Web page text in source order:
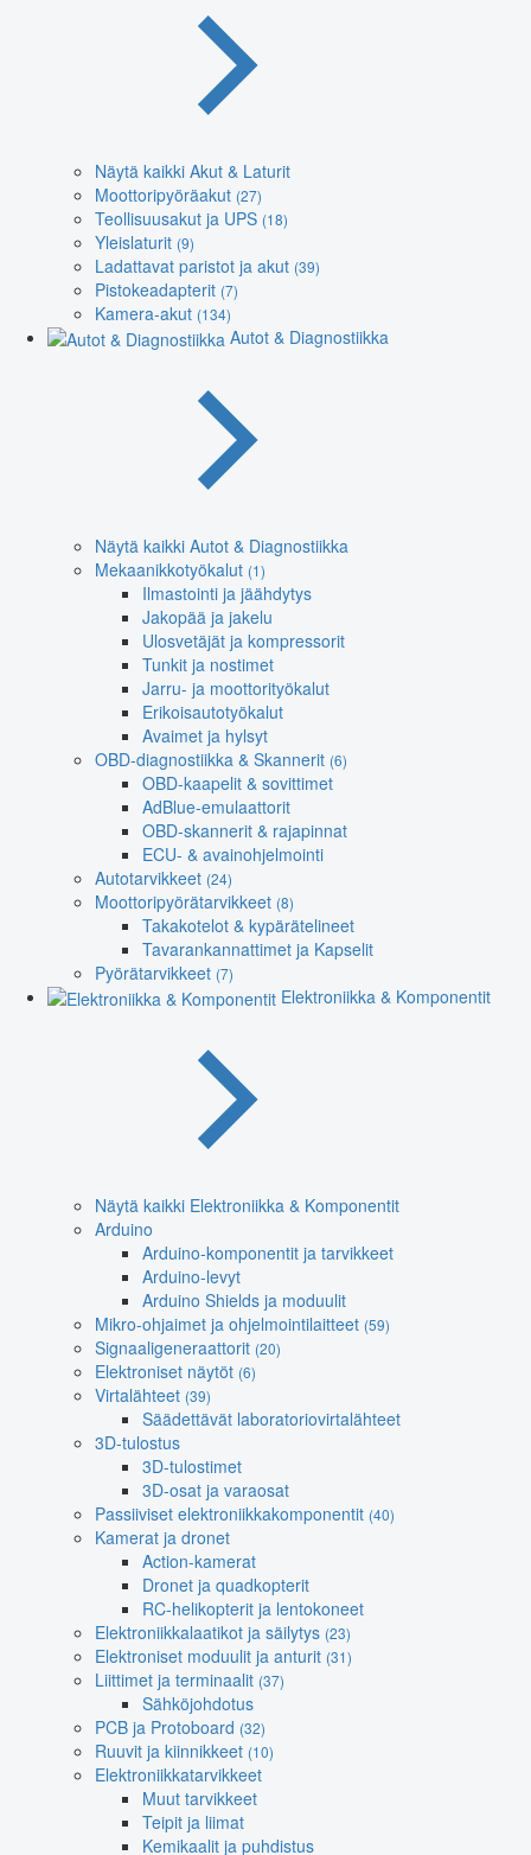
Näytä kaikki Akut & Laturit
Moottoripyöräakut (27)
Teollisuusakut ja UPS (18)
Yleislaturit (9)
Ladattavat paristot ja akut (39)
Pistokeadapterit (7)
Kamera-akut (134)
Autot & Diagnostiikka
Näytä kaikki Autot & Diagnostiikka
Mekaanikkotyökalut (1)
Ilmastointi ja jäähdytys
Jakopää ja jakelu
Ulosvetäjät ja kompressorit
Tunkit ja nostimet
Jarru- ja moottorityökalut
Erikoisautotyökalut
Avaimet ja hylsyt
OBD-diagnostiikka & Skannerit (6)
OBD-kaapelit & sovittimet
AdBlue-emulaattorit
OBD-skannerit & rajapinnat
ECU- & avainohjelmointi
Autotarvikkeet (24)
Moottoripyörätarvikkeet (8)
Takakotelot & kypärätelineet
Tavarankannattimet ja Kapselit
Pyörätarvikkeet (7)
Elektroniikka & Komponentit
Näytä kaikki Elektroniikka & Komponentit
Arduino
Arduino-komponentit ja tarvikkeet
Arduino-levyt
Arduino Shields ja moduulit
Mikro-ohjaimet ja ohjelmointilaitteet (59)
Signaaligeneraattorit (20)
Elektroniset näytöt (6)
Virtalähteet (39)
Säädettävät laboratoriovirtalähteet
3D-tulostus
3D-tulostimet
3D-osat ja varaosat
Passiiviset elektroniikkakomponentit (40)
Kamerat ja dronet
Action-kamerat
Dronet ja quadkopterit
RC-helikopterit ja lentokoneet
Elektroniikkalaatikot ja säilytys (23)
Elektroniset moduulit ja anturit (31)
Liittimet ja terminaalit (37)
Sähköjohdotus
PCB ja Protoboard (32)
Ruuvit ja kiinnikkeet (10)
Elektroniikkatarvikkeet
Muut tarvikkeet
Teipit ja liimat
Kemikaalit ja puhdistus